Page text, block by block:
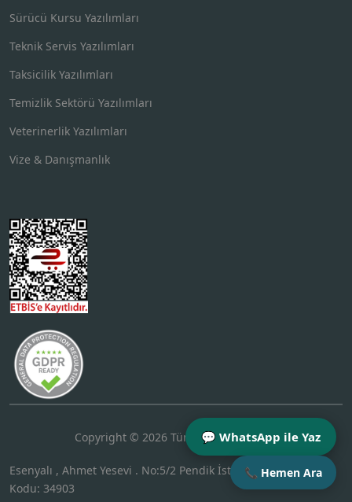
💬 WhatsApp ile Yaz
📞 Hemen Ara
Sürücü Kursu Yazılımları
Teknik Servis Yazılımları
Taksicilik Yazılımları
Temizlik Sektörü Yazılımları
Veterinerlik Yazılımları
Vize & Danışmanlık
Copyright © 2026 Tüm Hakları Saklıdır.
Esenyalı , Ahmet Yesevi . No:5/2 Pendik İstanbul Türkiye Posta
Kodu: 34903